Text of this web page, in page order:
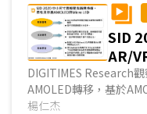
SID
AR/
DIGITIMES Research觀察，中小尺寸面板發展近期急速向
AMOLED轉移，基於
入量產的折疊式
楊仁杰